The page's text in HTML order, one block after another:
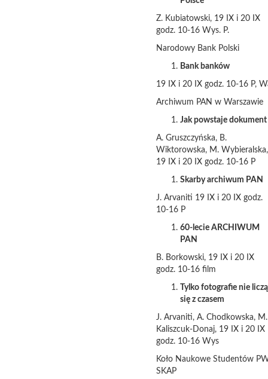
Z. Kubiatowski, 19 IX i 20 IX
godz. 10-16 Wys. P.
Narodowy Bank Polski
Bank banków
19 IX i 20 IX godz. 10-16 P,
Archiwum PAN w Warszawie
Jak powstaje dokument
A. Gruszczyńska, B.
Wiktorowska, M. Wybieralska,
19 IX i 20 IX godz. 10-16 P
Skarby archiwum PAN
J. Arvaniti 19 IX i 20 IX godz.
10-16 P
60-lecie ARCHIWUM
PAN
B. Borkowski, 19 IX i 20 IX
godz. 10-16 film
Tylko fotografie nie liczą
się z czasem
J. Arvaniti, A. Chodkowska, M.
Kaliszcuk-Donaj, 19 IX i 20 IX
godz. 10-16 Wys
Koło Naukowe Studentów
SKAP